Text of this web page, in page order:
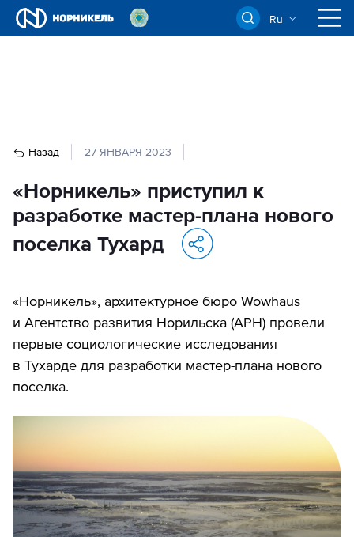
Ru
Назад 27 ЯНВАРЯ 2023
«Норникель» приступил к
разработке мастер-плана нового
поселка Тухард
«Норникель», архитектурное бюро Wowhaus
и Агентство развития Норильска (АРН) провели
первые социологические исследования
в Тухарде для разработки мастер-плана нового
поселка.